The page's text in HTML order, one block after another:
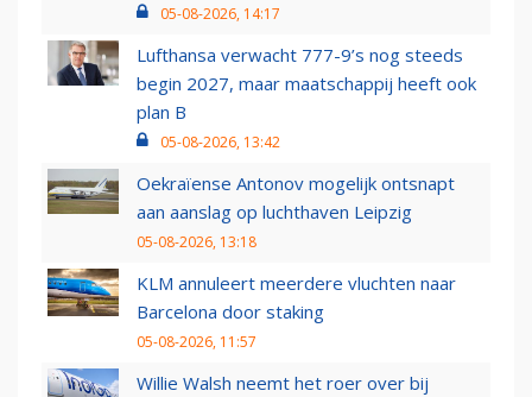
05-08-2026, 14:17
Lufthansa verwacht 777-9’s nog steeds
begin 2027, maar maatschappij heeft ook
plan B
05-08-2026, 13:42
Oekraïense Antonov mogelijk ontsnapt
aan aanslag op luchthaven Leipzig
05-08-2026, 13:18
KLM annuleert meerdere vluchten naar
Barcelona door staking
05-08-2026, 11:57
Willie Walsh neemt het roer over bij